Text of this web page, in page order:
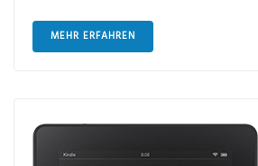
MEHR ERFAHREN